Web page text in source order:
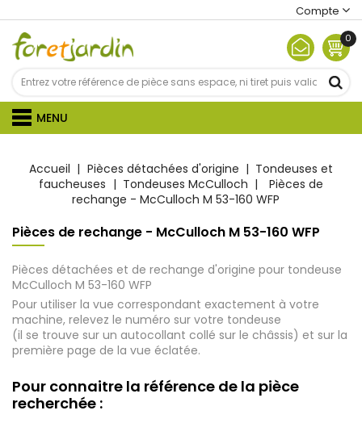
Compte
0
MENU
Accueil Pièces détachées d'origine
Tondeuses et
faucheuses
Tondeuses McCulloch
Pièces de
rechange - McCulloch M 53-160 WFP
Pièces de rechange - McCulloch M 53-160 WFP
Pièces détachées et de rechange d'origine pour tondeuse
McCulloch M 53-160 WFP
Pour utiliser la vue correspondant exactement à votre
machine, relevez le numéro sur votre tondeuse
(il se trouve sur un autocollant collé sur le châssis) et sur la
première page de la vue éclatée.
Pour connaitre la référence de la pièce
recherchée :